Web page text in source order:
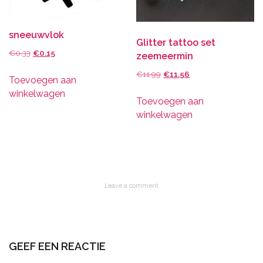
sneeuwvlok
€0.33 Oorspronkelijke
was:
€0.33.
€0.15Huidige
is:
€0.15.
Toevoegen aan
winkelwagen
Glitter tattoo set
zeemeermin
€11.99 Oorspronkelijke
was:
€11.99.
€11.56
is:
€11.56.
Toevoegen aan
winkelwagen
Leave a comment
GEEF EEN REACTIE